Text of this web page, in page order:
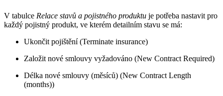
V tabulce Relace stavů a pojistného produktu je potřeba nastavit pro
každý pojistný produkt, ve kterém detailním stavu se má:
Ukončit pojištění (Terminate insurance)
Založit nové smlouvy vyžadováno (New Contract Required)
Délka nové smlouvy (měsíců) (New Contract Length
(months))